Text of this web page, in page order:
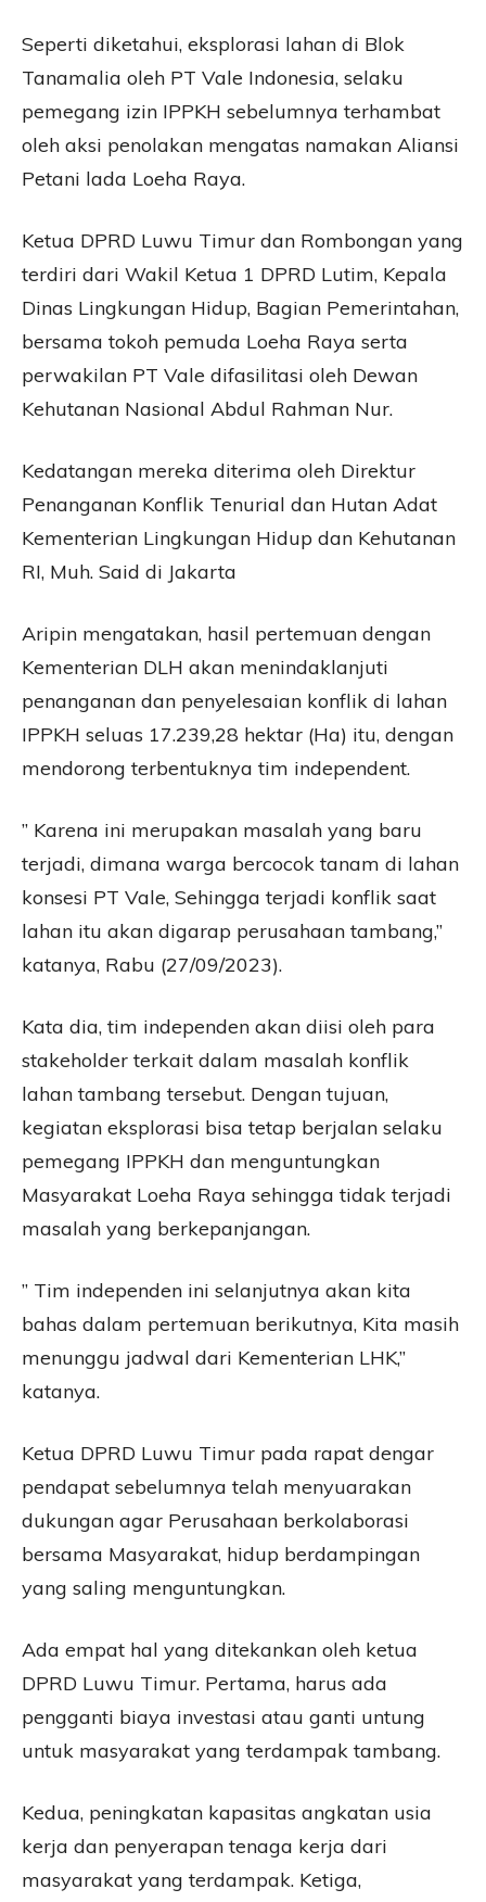
Seperti diketahui, eksplorasi lahan di Blok
Tanamalia oleh PT Vale Indonesia, selaku
pemegang izin IPPKH sebelumnya terhambat
oleh aksi penolakan mengatas namakan Aliansi
Petani lada Loeha Raya.
Ketua DPRD Luwu Timur dan Rombongan yang
terdiri dari Wakil Ketua 1 DPRD Lutim, Kepala
Dinas Lingkungan Hidup, Bagian Pemerintahan,
bersama tokoh pemuda Loeha Raya serta
perwakilan PT Vale difasilitasi oleh Dewan
Kehutanan Nasional Abdul Rahman Nur.
Kedatangan mereka diterima oleh Direktur
Penanganan Konflik Tenurial dan Hutan Adat
Kementerian Lingkungan Hidup dan Kehutanan
RI, Muh. Said di Jakarta
Aripin mengatakan, hasil pertemuan dengan
Kementerian DLH akan menindaklanjuti
penanganan dan penyelesaian konflik di lahan
IPPKH seluas 17.239,28 hektar (Ha) itu, dengan
mendorong terbentuknya tim independent.
” Karena ini merupakan masalah yang baru
terjadi, dimana warga bercocok tanam di lahan
konsesi PT Vale, Sehingga terjadi konflik saat
lahan itu akan digarap perusahaan tambang,”
katanya, Rabu (27/09/2023).
Kata dia, tim independen akan diisi oleh para
stakeholder terkait dalam masalah konflik
lahan tambang tersebut. Dengan tujuan,
kegiatan eksplorasi bisa tetap berjalan selaku
pemegang IPPKH dan menguntungkan
Masyarakat Loeha Raya sehingga tidak terjadi
masalah yang berkepanjangan.
” Tim independen ini selanjutnya akan kita
bahas dalam pertemuan berikutnya, Kita masih
menunggu jadwal dari Kementerian LHK,”
katanya.
Ketua DPRD Luwu Timur pada rapat dengar
pendapat sebelumnya telah menyuarakan
dukungan agar Perusahaan berkolaborasi
bersama Masyarakat, hidup berdampingan
yang saling menguntungkan.
Ada empat hal yang ditekankan oleh ketua
DPRD Luwu Timur. Pertama, harus ada
pengganti biaya investasi atau ganti untung
untuk masyarakat yang terdampak tambang.
Kedua, peningkatan kapasitas angkatan usia
kerja dan penyerapan tenaga kerja dari
masyarakat yang terdampak. Ketiga,